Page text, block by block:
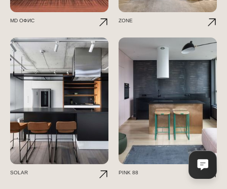
МD ОФИС ZONE
SOLAR PINK 88